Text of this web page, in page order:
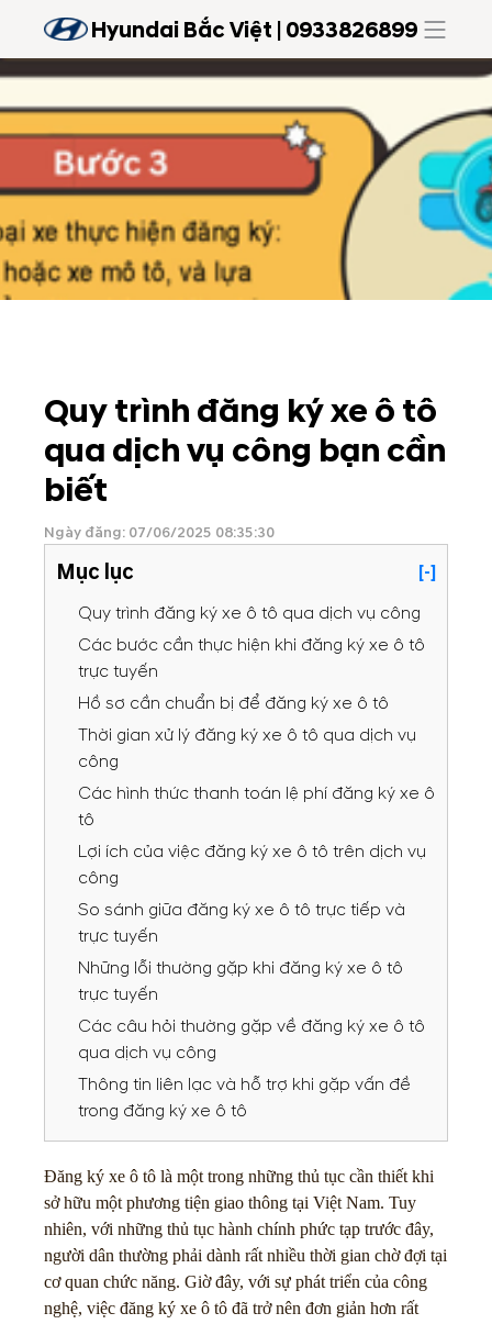
Hyundai Bắc Việt | 0933826899
Quy trình đăng ký xe ô tô
qua dịch vụ công bạn cần
biết
Ngày đăng: 07/06/2025 08:35:30
Mục lục
[-]
Quy trình đăng ký xe ô tô qua dịch vụ công
Các bước cần thực hiện khi đăng ký xe ô tô
trực tuyến
Hồ sơ cần chuẩn bị để đăng ký xe ô tô
Thời gian xử lý đăng ký xe ô tô qua dịch vụ
công
Các hình thức thanh toán lệ phí đăng ký xe ô
tô
Lợi ích của việc đăng ký xe ô tô trên dịch vụ
công
So sánh giữa đăng ký xe ô tô trực tiếp và
trực tuyến
Những lỗi thường gặp khi đăng ký xe ô tô
trực tuyến
Các câu hỏi thường gặp về đăng ký xe ô tô
qua dịch vụ công
Thông tin liên lạc và hỗ trợ khi gặp vấn đề
trong đăng ký xe ô tô
Đăng ký xe ô tô là một trong những thủ tục cần thiết khi
sở hữu một phương tiện giao thông tại Việt Nam. Tuy
nhiên, với những thủ tục hành chính phức tạp trước đây,
người dân thường phải dành rất nhiều thời gian chờ đợi tại
cơ quan chức năng. Giờ đây, với sự phát triển của công
nghệ, việc đăng ký xe ô tô đã trở nên đơn giản hơn rất